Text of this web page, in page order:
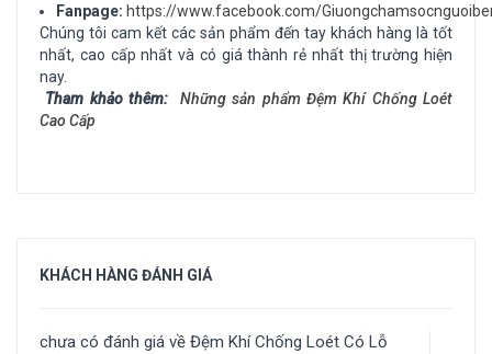
Fanpage: https://www.facebook.com/
Chúng tôi cam kết các sản phẩm đến tay khách hàng là tốt
nhất, cao cấp nhất và có giá thành rẻ nhất thị trường hiện
nay.
Tham khảo thêm:
Những sản phẩm Đệm Khí Chống Loét
Cao Cấp
KHÁCH HÀNG ĐÁNH GIÁ
chưa có đánh giá về Đệm Khí Chống Loét Có Lỗ